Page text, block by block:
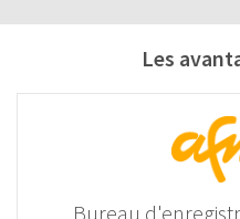
Les
Bureau